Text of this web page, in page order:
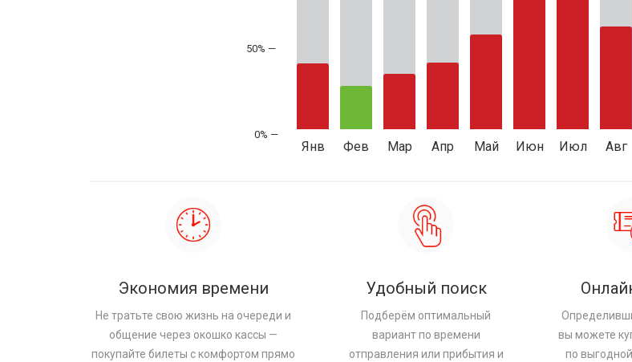
50% —
Янв Фев Мар Апр Май Июн Июл Авг
Экономия времени
Не тратьте свою жизнь на очереди и
общение через окошко кассы —
покупайте билеты с комфортом прямо
Удобный поиск
Подберём оптимальный
вариант по времени
отправления или прибытия и
вы можете
по